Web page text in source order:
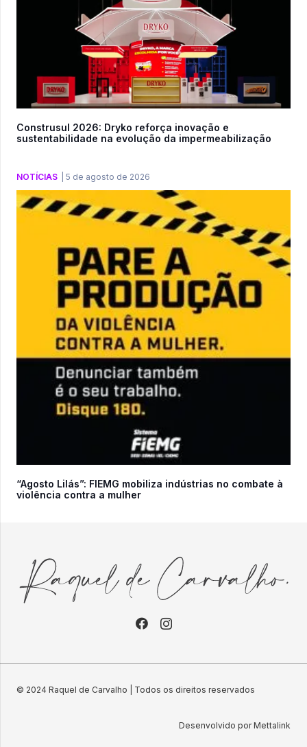
Construsul 2026: Dryko reforça inovação e
sustentabilidade na evolução da impermeabilização
NOTÍCIAS 5 de agosto de 2026
“Agosto Lilás”: FIEMG mobiliza indústrias no combate à
violência contra a mulher
© 2024 Raquel de Carvalho | Todos os direitos reservados
Desenvolvido por Mettalink